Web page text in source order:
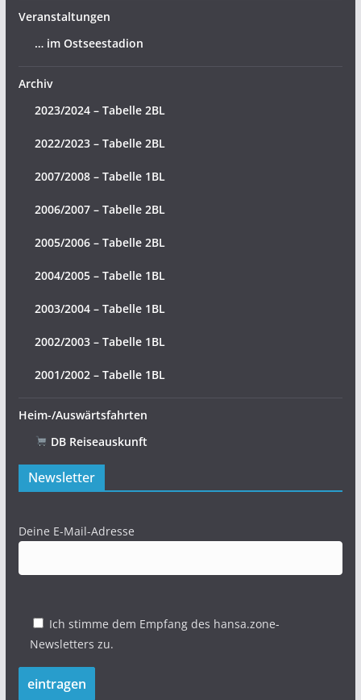
Veranstaltungen
… im Ostseestadion
Archiv
2023/2024 – Tabelle 2BL
2022/2023 – Tabelle 2BL
2007/2008 – Tabelle 1BL
2006/2007 – Tabelle 2BL
2005/2006 – Tabelle 2BL
2004/2005 – Tabelle 1BL
2003/2004 – Tabelle 1BL
2002/2003 – Tabelle 1BL
2001/2002 – Tabelle 1BL
Heim-/Auswärtsfahrten
DB Reiseauskunft
Newsletter
Deine E-Mail-Adresse
Ich stimme dem Empfang des hansa.zone-
Newsletters zu.